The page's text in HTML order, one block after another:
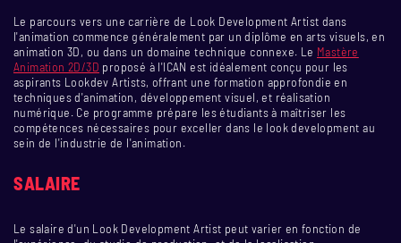
Le parcours vers une carrière de Look Development Artist dans
l'animation commence généralement par un diplôme en arts visuels, en
animation 3D, ou dans un domaine technique connexe. Le Mastère
Animation 2D/3D proposé à l'ICAN est idéalement conçu pour les
aspirants Lookdev Artists, offrant une formation approfondie en
techniques d'animation, développement visuel, et réalisation
numérique. Ce programme prépare les étudiants à maîtriser les
compétences nécessaires pour exceller dans le look development au
sein de l'industrie de l'animation.
SALAIRE
Le salaire d'un Look Development Artist peut varier en fonction de